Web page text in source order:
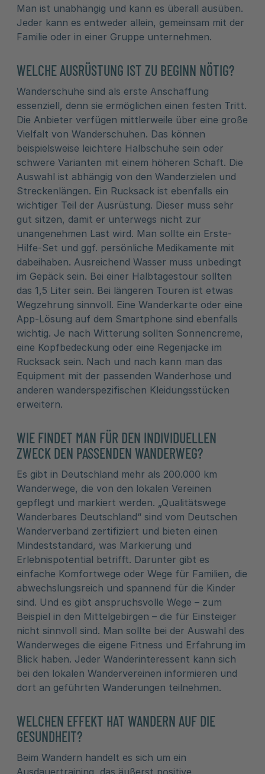
Man ist unabhängig und kann es überall ausüben.
Jeder kann es entweder allein, gemeinsam mit der
Familie oder in einer Gruppe unternehmen.
WELCHE AUSRÜSTUNG IST ZU BEGINN NÖTIG?
Wanderschuhe sind als erste Anschaffung
essenziell, denn sie ermöglichen einen festen Tritt.
Die Anbieter verfügen mittlerweile über eine große
Vielfalt von Wanderschuhen. Das können
beispielsweise leichtere Halbschuhe sein oder
schwere Varianten mit einem höheren Schaft. Die
Auswahl ist abhängig von den Wanderzielen und
Streckenlängen. Ein Rucksack ist ebenfalls ein
wichtiger Teil der Ausrüstung. Dieser muss sehr
gut sitzen, damit er unterwegs nicht zur
unangenehmen Last wird. Man sollte ein Erste-
Hilfe-Set und ggf. persönliche Medikamente mit
dabeihaben. Ausreichend Wasser muss unbedingt
im Gepäck sein. Bei einer Halbtagestour sollten
das 1,5 Liter sein. Bei längeren Touren ist etwas
Wegzehrung sinnvoll. Eine Wanderkarte oder eine
App-Lösung auf dem Smartphone sind ebenfalls
wichtig. Je nach Witterung sollten Sonnencreme,
eine Kopfbedeckung oder eine Regenjacke im
Rucksack sein. Nach und nach kann man das
Equipment mit der passenden Wanderhose und
anderen wanderspezifischen Kleidungsstücken
erweitern.
WIE FINDET MAN FÜR DEN INDIVIDUELLEN
ZWECK DEN PASSENDEN WANDERWEG?
Es gibt in Deutschland mehr als 200.000 km
Wanderwege, die von den lokalen Vereinen
gepflegt und markiert werden. „Qualitätswege
Wanderbares Deutschland“ sind vom Deutschen
Wanderverband zertifiziert und bieten einen
Mindeststandard, was Markierung und
Erlebnispotential betrifft. Darunter gibt es
einfache Komfortwege oder Wege für Familien, die
abwechslungsreich und spannend für die Kinder
sind. Und es gibt anspruchsvolle Wege – zum
Beispiel in den Mittelgebirgen – die für Einsteiger
nicht sinnvoll sind. Man sollte bei der Auswahl des
Wanderweges die eigene Fitness und Erfahrung im
Blick haben. Jeder Wanderinteressent kann sich
bei den lokalen Wandervereinen informieren und
dort an geführten Wanderungen teilnehmen.
WELCHEN EFFEKT HAT WANDERN AUF DIE
GESUNDHEIT?
Beim Wandern handelt es sich um ein
Ausdauertraining, das äußerst positive